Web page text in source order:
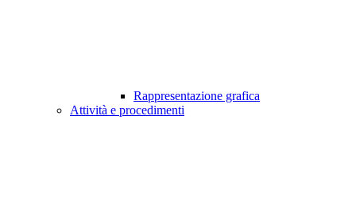
Rappresentazione grafica
Attività e procedimenti